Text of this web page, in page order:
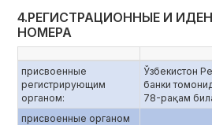
4.РЕГИСТРАЦИОННЫЕ И
НОМЕРА
присвоенные
регистрирующим
органом:
Ўзбекистон
банки
78-рақам
присвоенные органом